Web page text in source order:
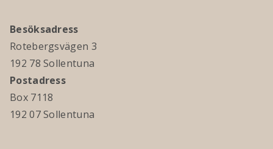
Besöksadress
Rotebergsvägen 3
192 78 Sollentuna
Postadress
Box 7118
192 07 Sollentuna